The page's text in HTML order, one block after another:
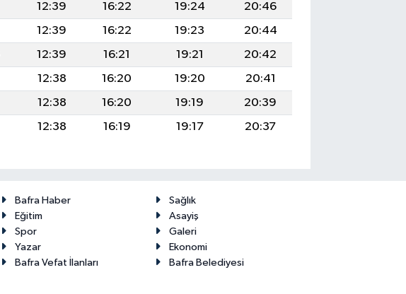
12:39 16:22 19:24
20:46
12:39 16:22 19:23
20:44
12:39 16:21 19:21
20:42
12:38 16:20 19:20
20:41
12:38 16:20 19:19
20:39
12:38 16:19 19:17 20:37
Bafra Haber
Sağlık
Eğitim
Asayiş
Spor
Galeri
Yazar
Ekonomi
Bafra Vefat İlanları
Bafra Belediyesi